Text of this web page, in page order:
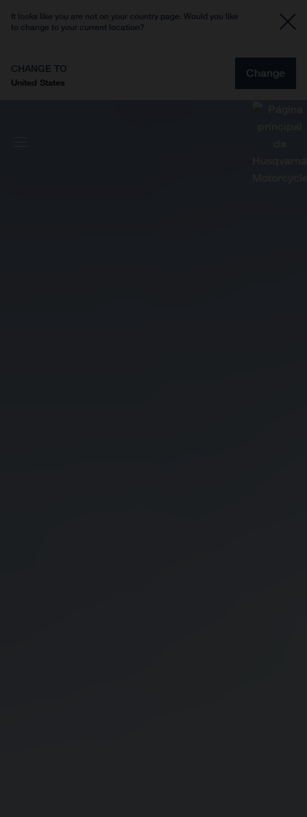
It looks like you are not on your country page. Would you like
to change to your current location?
CHANGE TO
United States
Change